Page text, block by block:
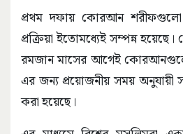
প্রথম দফায় কোরআন শরীফগুলো
প্রক্রিয়া ইতোমধ্যেই সম্পন্ন হয়েছে।
রমজান মাসের আগেই
এর জন্য প্রয়োজনীয় সময় অনুযায়ী
করা হয়েছে।